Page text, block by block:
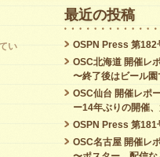
い
最近の投稿
OSPN Press 第182
OSC北海道 開催レ
〜終了後はビール
OSC仙台 開催レポ
ー14年ぶりの開催
OSPN Press 第181
OSC名古屋 開催レ